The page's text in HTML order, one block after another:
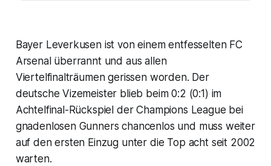
Bayer Leverkusen ist von einem entfesselten FC
Arsenal überrannt und aus allen
Viertelfinalträumen gerissen worden. Der
deutsche Vizemeister blieb beim 0:2 (0:1) im
Achtelfinal-Rückspiel der Champions League bei
gnadenlosen Gunners chancenlos und muss weiter
auf den ersten Einzug unter die Top acht seit 2002
warten.